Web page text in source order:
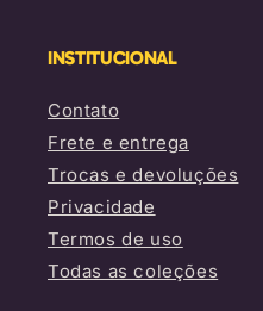
INSTITUCIONAL
Contato
Frete e entrega
Trocas e devoluções
Privacidade
Termos de uso
Todas as coleções